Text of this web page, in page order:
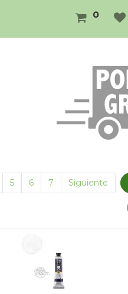
0
5 6 7 Siguiente